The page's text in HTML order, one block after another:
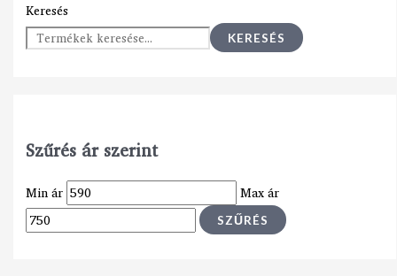
Keresés
KERESÉS
Szűrés ár szerint
Min ár Max ár
SZŰRÉS